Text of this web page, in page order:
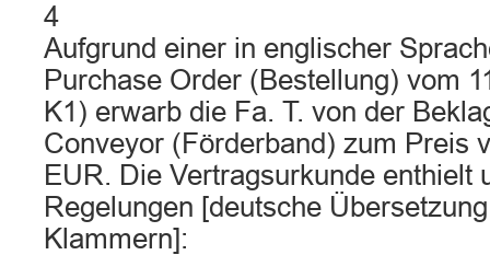
4
Aufgrund einer in englischer
Purchase Order (Bestellung) vom
K1) erwarb die Fa. T. von der
Conveyor (Förderband) zum Preis
EUR. Die Vertragsurkunde enthielt
Regelungen [deutsche
Klammern]: